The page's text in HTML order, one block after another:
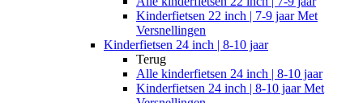
Kinderfietsen 22 inch | 7-9 jaar Met
Versnellingen
Kinderfietsen 24 inch | 8-10 jaar
Terug
Alle kinderfietsen 24 inch | 8-10 jaar
Kinderfietsen 24 inch | 8-10 jaar Met